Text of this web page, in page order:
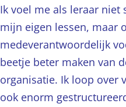
Ik voel me als leraar niet
mijn eigen lessen, maar
medeverantwoordelijk
beetje beter maken van
organisatie. Ik loop over
ook enorm